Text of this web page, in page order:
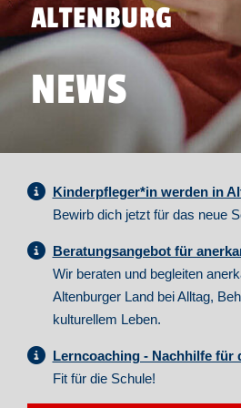
ALTENBURG
NEWS
Kinderpfleger*in werden in
Bewirb dich jetzt für das neue
Beratungsangebot für
Wir beraten und begleiten
Altenburger Land bei Alltag,
kulturellem Leben.
Lerncoaching - Nachhilfe für
Fit für die Schule!